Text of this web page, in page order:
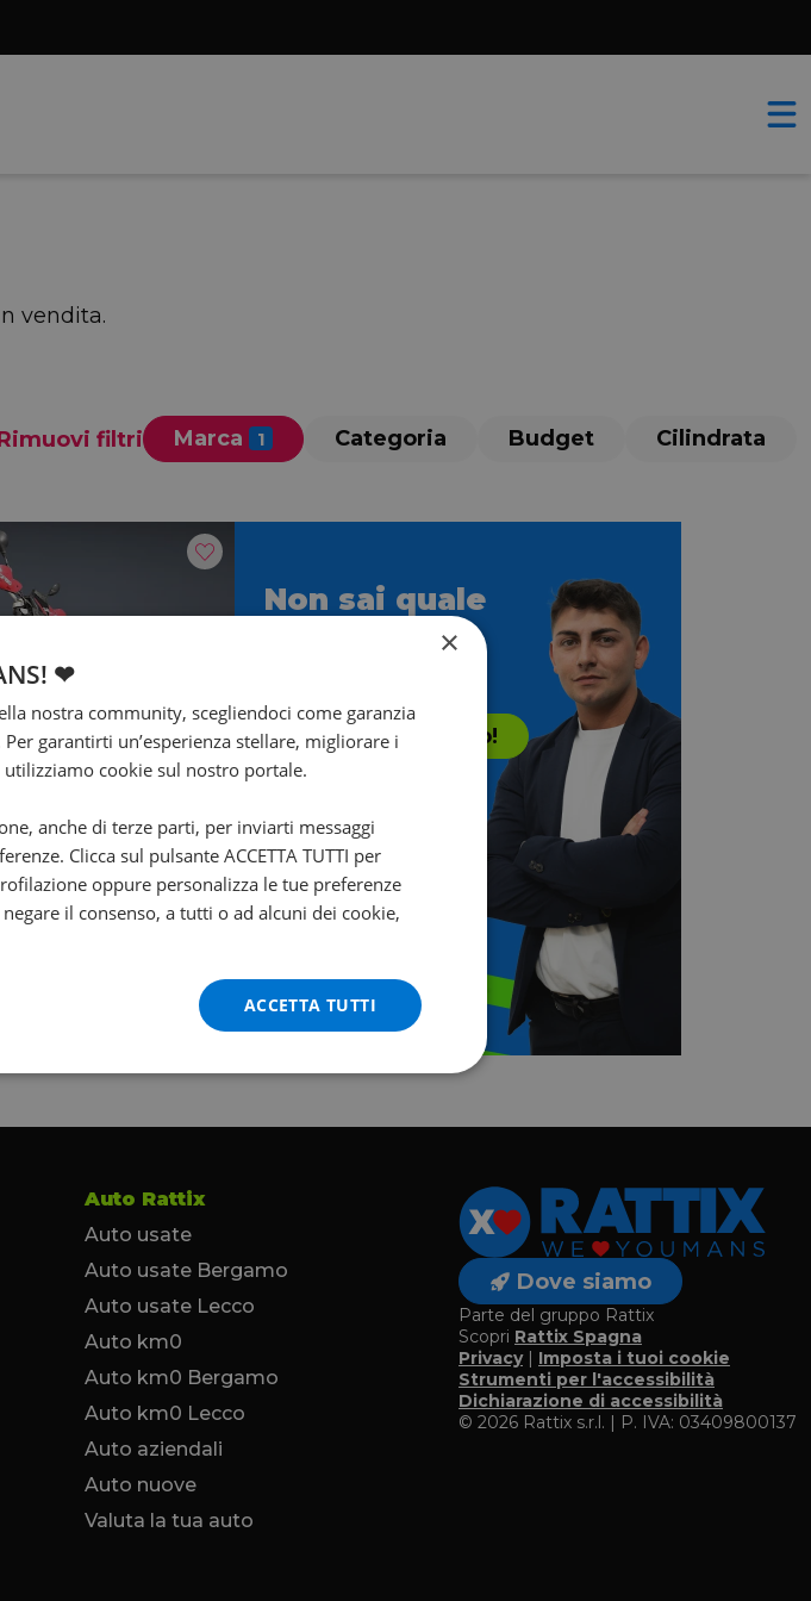
vendita.
filtri Marca Categoria Budget Cilindrata
Non sai quale
Contattalo subito!
Auto Rattix
Auto usate
Auto usate Bergamo
Auto usate Lecco
Auto km0
Auto km0 Bergamo
Auto km0 Lecco
Auto aziendali
Auto nuove
Valuta la tua auto
Dove siamo
Parte del gruppo Rattix
Scopri Rattix Spagna
Privacy| Imposta i tuoi cookie
Strumenti per l'accessibilità
Dichiarazione di accessibilità
© 2026 Rattix s.r.l. | P. IVA: 03409800137
×
❤
nostra community, scegliendoci come garanzia
garantirti un’esperienza stellare, migliorare i
cookie sul nostro portale.
anche di terze parti, per inviarti messaggi
Clicca sul pulsante ACCETTA TUTTI per
oppure personalizza le tue preferenze
il consenso, a tutti o ad alcuni dei cookie,
ACCETTA TUTTI